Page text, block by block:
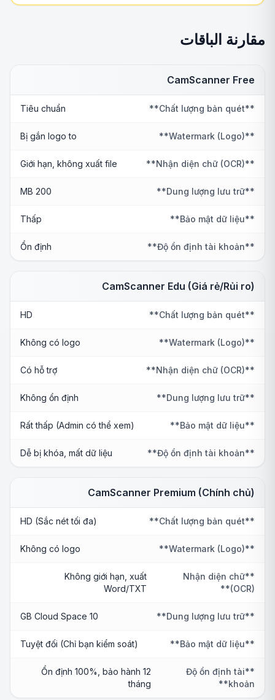
مقارنة الباقات
CamScanner Free
**Chất lượng bản quét**
Tiêu chuẩn
**Watermark (Logo)**
Bị gắn logo to
**Nhận diện chữ (OCR)**
Giới hạn, không xuất file
**Dung lượng lưu trữ**
200 MB
**Bảo mật dữ liệu**
Thấp
**Độ ổn định tài khoản**
Ổn định
CamScanner Edu (Giá rẻ/Rủi ro)
**Chất lượng bản quét**
HD
**Watermark (Logo)**
Không có logo
**Nhận diện chữ (OCR)**
Có hỗ trợ
**Dung lượng lưu trữ**
Không ổn định
**Bảo mật dữ liệu**
Rất thấp (Admin có thể xem)
**Độ ổn định tài khoản**
Dễ bị khóa, mất dữ liệu
CamScanner Premium (Chính chủ)
**Chất lượng bản quét**
HD (Sắc nét tối đa)
**Watermark (Logo)**
Không có logo
**Nhận diện chữ
(OCR)**
Không giới hạn, xuất
Word/TXT
**Dung lượng lưu trữ**
10 GB Cloud Space
**Bảo mật dữ liệu**
Tuyệt đối (Chỉ bạn kiểm soát)
**Độ ổn định tài
khoản**
Ổn định 100%, bảo hành 12
tháng